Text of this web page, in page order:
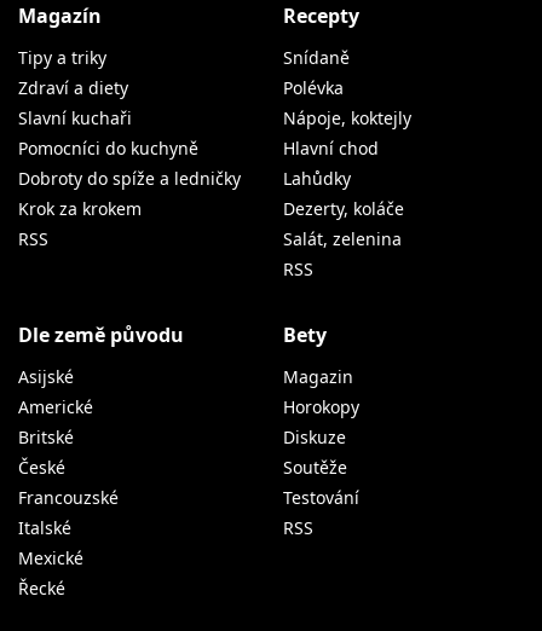
Magazín
Tipy a triky
Zdraví a diety
Slavní kuchaři
Pomocníci do kuchyně
Dobroty do spíže a ledničky
Krok za krokem
RSS
Recepty
Snídaně
Polévka
Nápoje, koktejly
Hlavní chod
Lahůdky
Dezerty, koláče
Salát, zelenina
RSS
Dle země původu
Asijské
Americké
Britské
České
Francouzské
Italské
Mexické
Řecké
Bety
Magazin
Horokopy
Diskuze
Soutěže
Testování
RSS